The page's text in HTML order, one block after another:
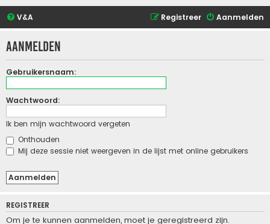
V&A Aanmelden
Registreer
Aanmelden
Gebruikersnaam:
Wachtwoord:
Ik ben mijn wachtwoord vergeten
Onthouden
Mij deze sessie niet weergeven in de lijst met online gebruikers
REGISTREER
Om je te kunnen aanmelden, moet je geregistreerd zijn.